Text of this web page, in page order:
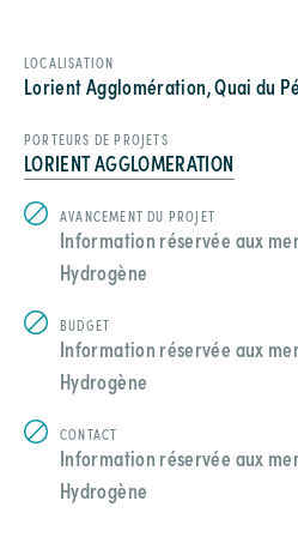
LOCALISATION
Lorient Agglomération, Quai du
PORTEURS DE PROJETS
LORIENT AGGLOMERATION
AVANCEMENT DU PROJET
Information réservée aux
Hydrogène
BUDGET
Information réservée aux
Hydrogène
CONTACT
Information réservée aux
Hydrogène